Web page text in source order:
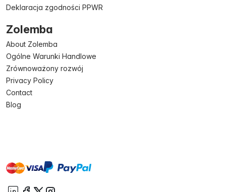
Deklaracja zgodności PPWR
Zolemba
About Zolemba
Ogólne Warunki Handlowe
Zrównoważony rozwój
Privacy Policy
Contact
Blog
mastervisa paypal